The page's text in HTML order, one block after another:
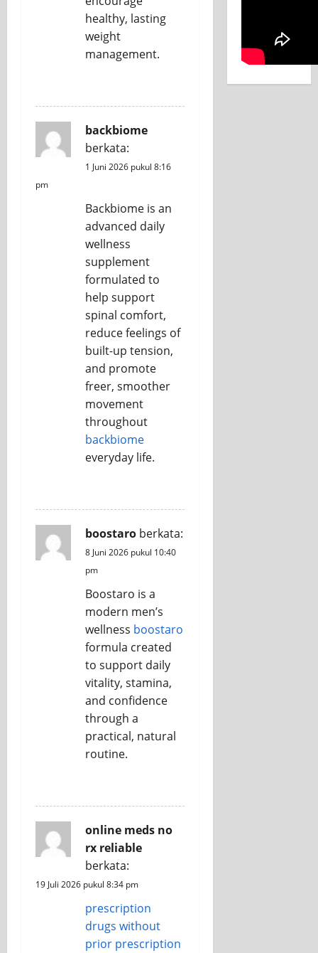
healthy, lasting
weight
management.
backbiome
berkata:
1 Juni 2026 pukul 8:16
pm
Backbiome is an
advanced daily
wellness
supplement
formulated to
help support
spinal comfort,
reduce feelings of
built-up tension,
and promote
freer, smoother
movement
throughout
backbiome
everyday life.
boostaro berkata:
8 Juni 2026 pukul 10:40
pm
Boostaro is a
modern men’s
wellness boostaro
formula created
to support daily
vitality, stamina,
and confidence
through a
practical, natural
routine.
online meds no
rx reliable
berkata:
19 Juli 2026 pukul 8:34 pm
prescription
drugs without
prior prescription